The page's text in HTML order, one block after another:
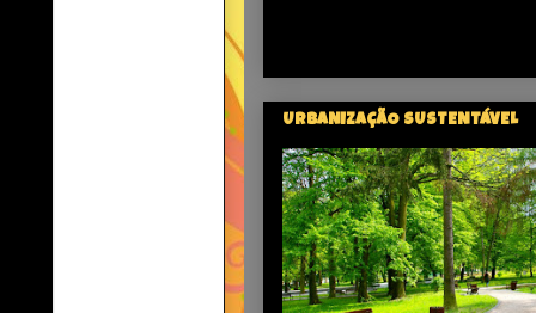
URBANIZAÇÃO SUSTENTÁVEL